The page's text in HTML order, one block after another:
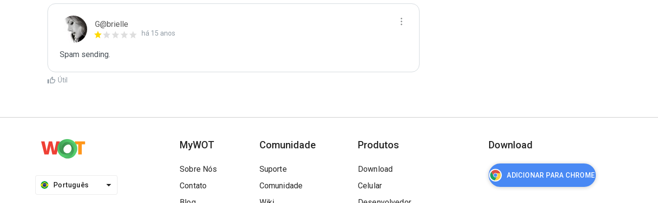
G@brielle
há 15 anos
Spam sending.
Útil
Português
MyWOT
Sobre Nós
Contato
Comunidade
Suporte
Comunidade
Produtos
Download
Celular
Download
ADICIONAR PARA CHROME